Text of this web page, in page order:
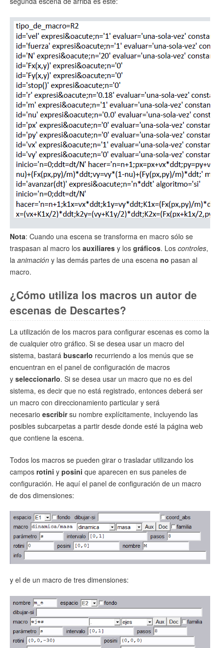
Nota: Cuando una escena se transforma en macro sólo se
traspasan al macro los auxiliares y los gráficos. Los controles,
la animación y las demás partes de una escena no pasan al
macro.
¿Cómo utiliza los macros un autor de
escenas de Descartes?
La utilización de los macros para configurar escenas es como la
de cualquier otro gráfico. Si se desea usar un macro del
sistema, bastará buscarlo recurriendo a los menús que se
encuentran en el panel de configuración de macros
y seleccionarlo. Si se desea usar un macro que no es del
sistema, es decir que no está registrado, entonces deberá ser
un macro con direccionamiento particular y será
necesario escribirsu nombre explícitamente, incluyendo las
posibles subcarpetas a partir desde donde esté la página web
que contiene la escena.
Todos los macros se pueden girar o trasladar utilizando los
campos rotini y posini que aparecen en sus paneles de
configuración. He aquí el panel de configuración de un macro
de dos dimensiones:
y el de un macro de tres dimensiones: